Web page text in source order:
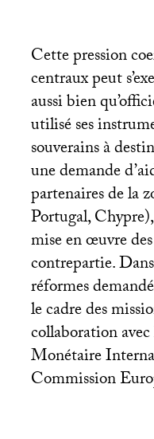
Cette pression
centraux peut
aussi bien
utilisé ses
souverains à
une demande
partenaires de la
Portugal,
mise en œuvre
contrepartie.
réformes
le cadre des
collaboration
Monétaire
Commission